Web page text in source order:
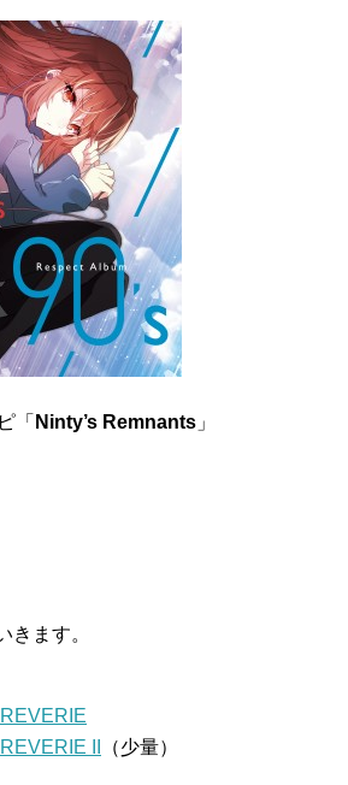
「 Ninty’s Remnants 」
きます。
II
（少量）